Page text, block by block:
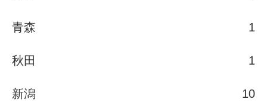
青森 1
秋田 1
新潟 10